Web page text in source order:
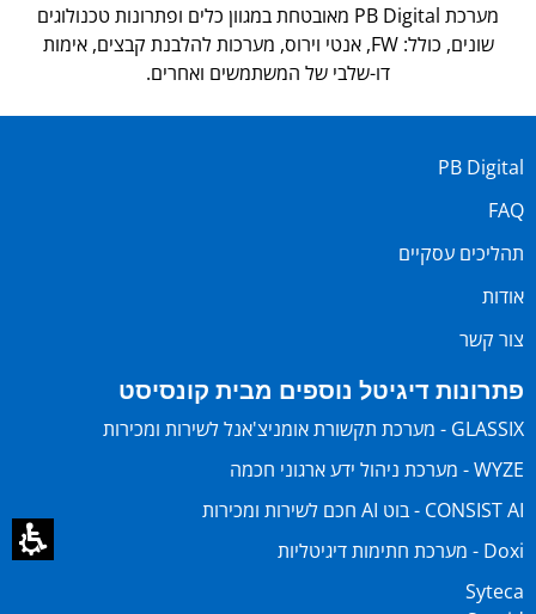
מערכת PB Digital מאובטחת במגוון כלים ופתרונות טכנולוגים
שונים, כולל: FW, אנטי וירוס, מערכות להלבנת קבצים, אימות
דו-שלבי של המשתמשים ואחרים.
PB Digital
FAQ
תהליכים עסקיים
אודות
צור קשר
פתרונות דיגיטל נוספים מבית קונסיסט
GLASSIX - מערכת תקשורת אומניצ'אנל לשירות ומכירות
WYZE - מערכת ניהול ידע ארגוני חכמה
CONSIST AI - בוט AI חכם לשירות ומכירות
Doxi - מערכת חתימות דיגיטליות
Syteca